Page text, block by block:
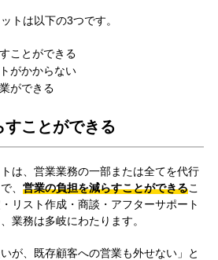
トは以下の3つです。
ことができる
がかからない
ができる
ことができる
は、営業業務の一部または全てを代行
、 営業の負担を減らすことができるこ
リスト作成・商談・アフターサポート
業務は多岐にわたります。
が、既存顧客への営業も外せない」と